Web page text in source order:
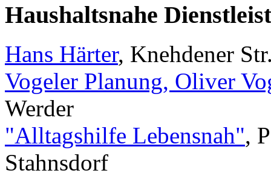
Haushaltsnahe
Hans Härter, Knehdener
Vogeler Planung, Oliver
Werder
"Alltagshilfe Lebensnah",
Stahnsdorf